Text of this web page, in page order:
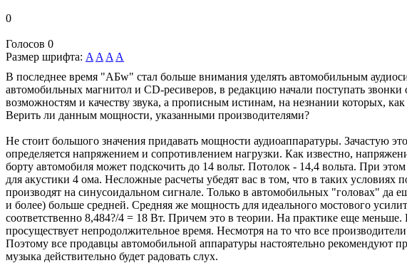
0
Голосов 0
Размер шрифта: AAAA
В последнее время "АБw" стал больше внимания уделять автомобильным
автомобильных магнитол и CD-ресиверов, в редакцию начали поступать
возможностям и качеству звука, а прописным истинам, на незнании которых,
Верить ли данным мощности, указанными производителями?
Не стоит большого значения придавать мощности аудиоаппаратуры. Зачастую
определяется напряжением и сопротивлением нагрузки. Как известно,
борту автомобиля может подскочить до 14 вольт. Потолок - 14,4 вольта. При
для акустики 4 ома. Несложные расчеты убедят вас в том, что в таких
производят на синусоидальном сигнале. Только в автомобильных "головах"
и более) больше средней. Средняя же мощность для идеального мостового
соответственно 8,484?/4 = 18 Вт. Причем это в теории. На практике еще
просуществует непродолжительное время. Несмотря на то что все
Поэтому все продавцы автомобильной аппаратуры настоятельно
музыка действительно будет радовать слух.